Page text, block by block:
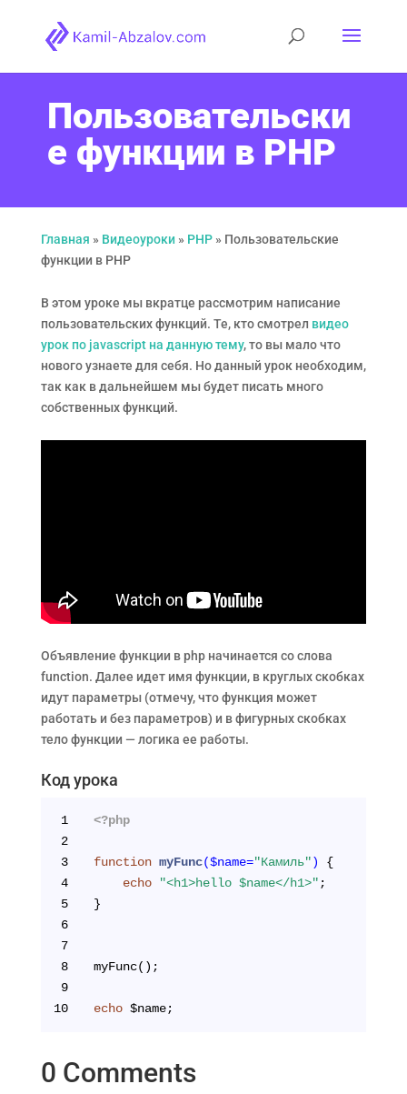
Пользовательски
е функции в PHP
Главная » Видеоуроки » PHP» Пользовательские
функции в PHP
В этом уроке мы вкратце рассмотрим написание
пользовательских функций. Те, кто смотрел видео
урок по javascript на данную тему, то вы мало что
нового узнаете для себя. Но данный урок необходим,
так как в дальнейшем мы будет писать много
собственных функций.
Объявление функции в php начинается со слова
function. Далее идет имя функции, в круглых скобках
идут параметры (отмечу, что функция может
работать и без параметров) и в фигурных скобках
тело функции — логика ее работы.
Код урока
1
<?php
2
3
function myFunc($name="Камиль")
{
4
echo "<h1>hello $name</h1>" ;
5
}
6
7
8
myFunc();
9
10
echo $name;
0 Comments